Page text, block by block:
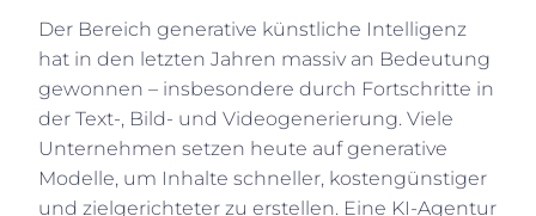
Der Bereich generative künstliche Intelligenz
hat in den letzten Jahren massiv an Bedeutung
gewonnen – insbesondere durch Fortschritte in
der Text-, Bild- und Videogenerierung. Viele
Unternehmen setzen heute auf generative
Modelle, um Inhalte schneller, kostengünstiger
und zielgerichteter zu erstellen. Eine KI-Agentur